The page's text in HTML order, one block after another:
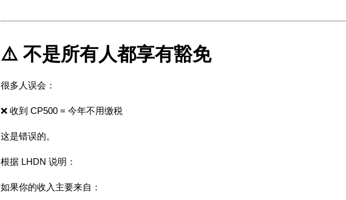
⚠️ 不是所有人都享有豁免
很多人误会：
❌ 收到 CP500 = 今年不用缴税
这是错误的。
根据 LHDN 说明：
如果你的收入主要来自：